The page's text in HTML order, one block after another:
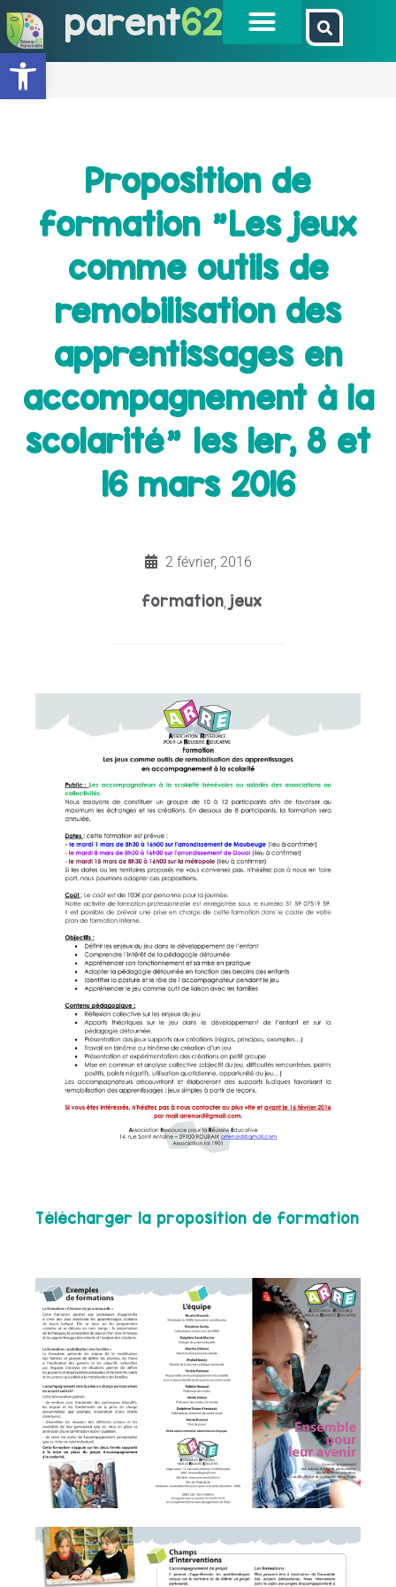
Ouvrir la barre d’outils
parent62
Proposition de
formation "Les jeux
comme outils de
remobilisation des
apprentissages en
accompagnement à la
scolarité" les 1er, 8 et
16 mars 2016
2 février, 2016
formation jeux
Télécharger la proposition de formation